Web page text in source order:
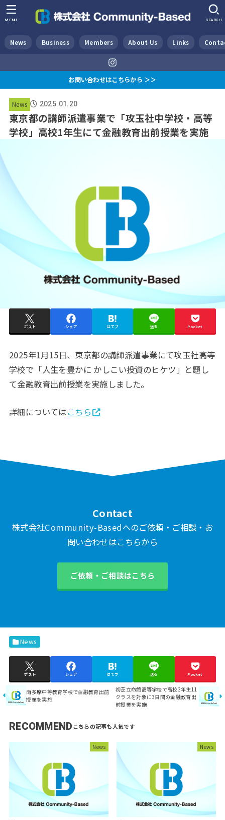
News Business Members About Us Links
SEARCH
MENU
お問い合わせはこちらから ＞＞
News 2025.01.20
東京都の講師派遣事業で「攻玉社中学校・高等
学校」高校1年生にて金融教育出前授業を実施
ポスト シェア はてブ 送る Pocket
2025年1月15日、東京都の講師派遣事業にて攻玉社高等
学校で「人生を豊かに かしこい投資のヒケツ」と題し
て金融教育出前授業を実施しました。
詳細についてはこちら
Contact
株式会社Community-Basedへのご依頼・ご相談・お
問い合わせはこちらから
ご依頼・ご相談はこちら
News
ポスト シェア はてブ 送る Pocket
南多摩中等教育学校で金融教育出前
授業を実施
初芝立命館高等学校で高校3年生11
クラスを対象に3日間の金融教育出
前授業を実施
RECOMMEND
News News